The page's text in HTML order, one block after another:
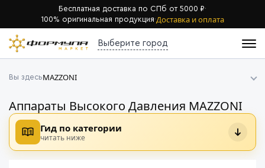
Бесплатная доставка по СПб от 5000 ₽·
100% оригинальная продукция·Доставка и оплата
Выберите город
Вы здесьMAZZONI
Аппараты Высокого Давления MAZZONI
Гид по категории
читать ниже